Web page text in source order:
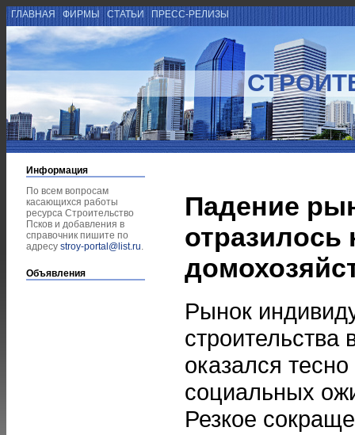
ГЛАВНАЯ ФИРМЫ СТАТЬИ ПРЕСС-РЕЛИЗЫ
Информация
По всем вопросам
касающихся работы
ресурса Строительство
Псков и добавления в
справочник пишите по
адресу stroy-portal@list.ru.
Объявления
Падение
отразилось
Рынок
строительства
оказался
социальных
Резкое